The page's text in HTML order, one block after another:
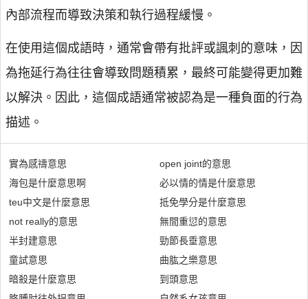
內部流程而導致決策和執行過程緩慢。
在使用這個成語時，通常會帶有批評或諷刺的意味，因
為拖延行為往往會導致問題積累，最終可能變得更加難
以解決。因此，這個成語通常被認為是一種負面的行為
描述。
實為感禱意思
海包是什麼意思啊
teu中文是什麼意思
not really的意思
半封建意思
童試意思
暗殺是什麼意思
open joint的意思
必以情的情是什麼意思
抵免學分是什麼意思
無間重愆的意思
勁節長垂意思
曲肱之樂意思
到頭意思